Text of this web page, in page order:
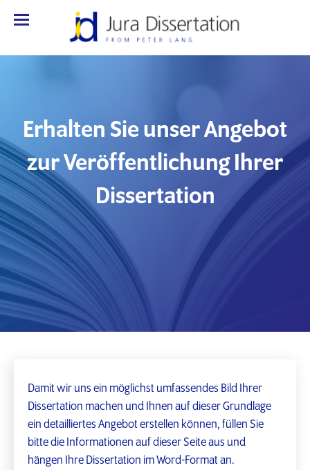
Erhalten Sie unser Angebot
zur Veröffentlichung Ihrer
Dissertation
Damit wir uns ein möglichst umfassendes Bild Ihrer
Dissertation machen und Ihnen auf dieser Grundlage
ein detailliertes Angebot erstellen können, füllen Sie
bitte die Informationen auf dieser Seite aus und
hängen Ihre Dissertation im Word-Format an.